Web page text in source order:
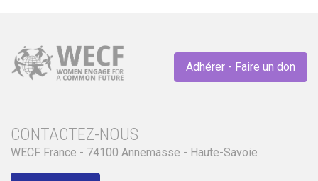
Adhérer - Faire un don
CONTACTEZ-NOUS
WECF France - 74100 Annemasse - Haute-Savoie